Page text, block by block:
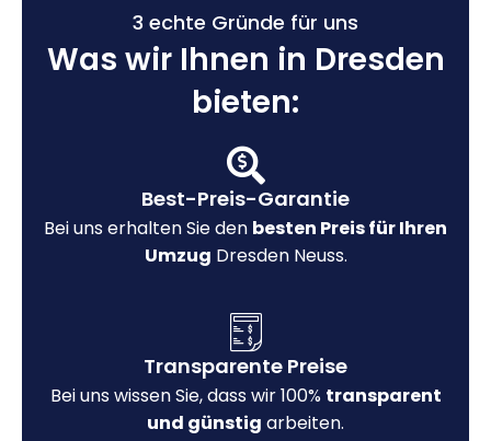
3 echte Gründe für uns
Was wir Ihnen in Dresden
bieten:
Best-Preis-Garantie
Bei uns erhalten Sie den besten Preis für Ihren
Umzug Dresden Neuss.
Transparente Preise
Bei uns wissen Sie, dass wir 100% transparent
und günstig arbeiten.